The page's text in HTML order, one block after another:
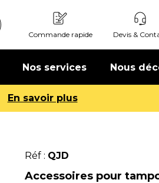
Commande rapide Devis &
Nos services Nous
En savoir plus
Réf : QJD
Accessoires pour